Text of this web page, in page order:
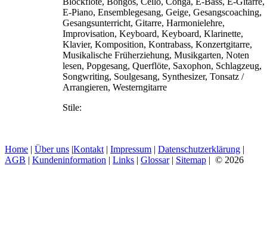
E-Piano, Ensemblegesang, Geige, Gesangscoaching,
Gesangsunterricht, Gitarre, Harmonielehre,
Improvisation, Keyboard, Keyboard, Klarinette,
Klavier, Komposition, Kontrabass, Konzertgitarre,
Musikalische Früherziehung, Musikgarten, Noten
lesen, Popgesang, Querflöte, Saxophon, Schlagzeug,
Songwriting, Soulgesang, Synthesizer, Tonsatz /
Arrangieren, Westerngitarre
Stile:
Home | Über uns |Kontakt | Impressum | Datenschutzerklärung |
AGB | Kundeninformation | Links | Glossar| Sitemap | © 2026